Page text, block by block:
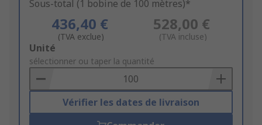
Sous-total (1 bobine de 100 mètres)*
436,40 €
(TVA exclue)
528,00 €
(TVA incluse)
Add
to
Basket
Unité
sélectionner ou taper la quantité
Vérifier les dates de livraison